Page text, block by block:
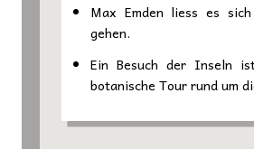
Max Emden liess es
gehen.
Ein Besuch der Inseln
botanische Tour rund um